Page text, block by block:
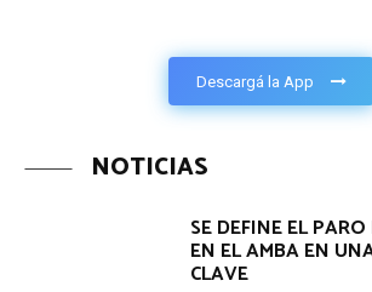
Descargá la App
NOTICIAS
SE DEFINE EL
EN EL AMBA EN
CLAVE